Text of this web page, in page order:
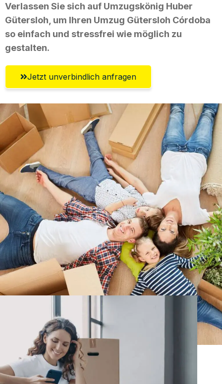
Verlassen Sie sich auf Umzugskönig Huber
Gütersloh, um Ihren Umzug Gütersloh Córdoba
so einfach und stressfrei wie möglich zu
gestalten.
Jetzt unverbindlich anfragen